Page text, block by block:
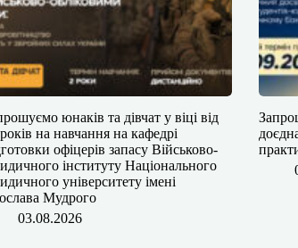
юнаків та дівчат у віці від
на навчання на кафедрі
офіцерів запасу Військово-
інституту Національного
університету імені
Мудрого
03.08.2026